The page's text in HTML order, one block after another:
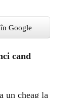
Google
cand
un cheag la